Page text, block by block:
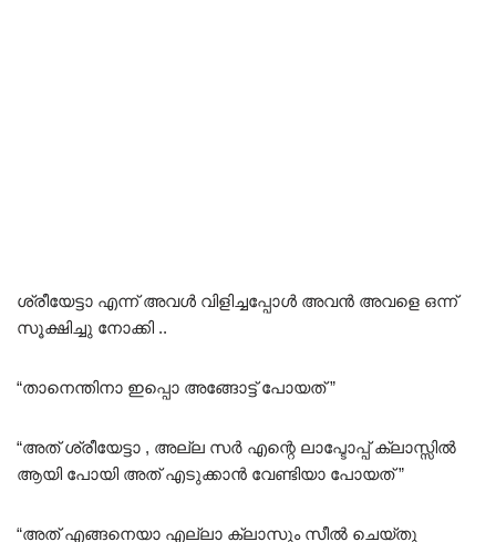
ശ്രീയേട്ടാ എന്ന് അവൾ വിളിച്ചപ്പോൾ അവൻ അവളെ ഒന്ന്
സൂക്ഷിച്ചു നോക്കി ..
“താനെന്തിനാ ഇപ്പൊ അങ്ങോട്ട് പോയത് ”
“അത് ശ്രീയേട്ടാ , അല്ല സർ എന്റെ ലാപ്ടോപ്പ് ക്ലാസ്സിൽ
ആയി പോയി അത് എടുക്കാൻ വേണ്ടിയാ പോയത് ”
“അത് എങ്ങനെയാ എല്ലാ ക്ലാസും സീൽ ചെയ്തു